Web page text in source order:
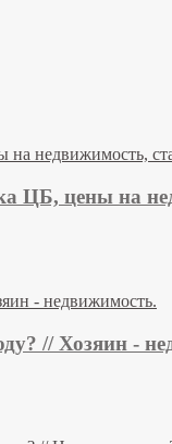
ЦБ, цены на
// Хозяин -